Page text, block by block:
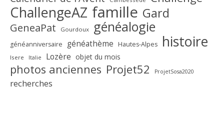
ChallengeAZ famille Gard
GeneaPat Gourdoux généalogie
généanniversaire généathème Hautes-Alpes histoire
Isere Italie Lozère objet du mois
photos anciennes Projet52 ProjetSosa2020
recherches